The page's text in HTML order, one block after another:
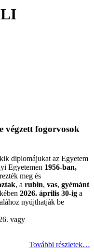
végzett fogorvosok
diplomájukat az Egyetem
Egyetemen 1956-ban,
meg és
, a rubin, vas, gyémánt
2026. április 30-ig a
nyújthatják be
vagy
További részletek…